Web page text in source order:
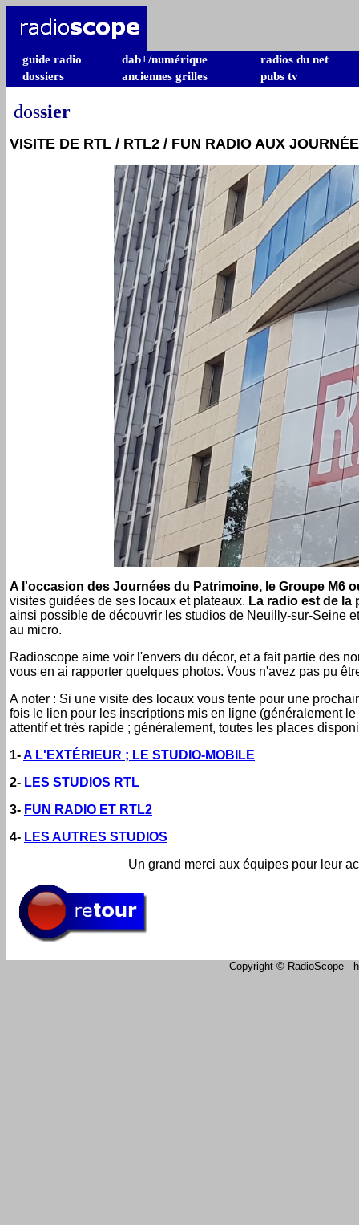
guide radio dab+/numérique
radios du net
dossiers
anciennes grilles pubs tv
dossier
VISITE DE RTL / RTL2 / FUN RADIO AUX
A l'occasion des Journées du Patrimoine, le Groupe M6
visites guidées de ses locaux et plateaux. La radio est de la
ainsi possible de découvrir les studios de Neuilly-sur-Seine
au micro.
Radioscope aime voir l'envers du décor, et a fait partie des
vous en ai rapporter quelques photos. Vous n'avez pas pu
A noter : Si une visite des locaux vous tente pour une
fois le lien pour les inscriptions mis en ligne (généralement
attentif et très rapide ; généralement, toutes les places
1-A L'EXTÉRIEUR ; LE STUDIO-MOBILE
2- LES STUDIOS RTL
3- FUN RADIO ET RTL2
4- LES AUTRES STUDIOS
Un grand merci aux équipes pour leur
Copyright © RadioScope -